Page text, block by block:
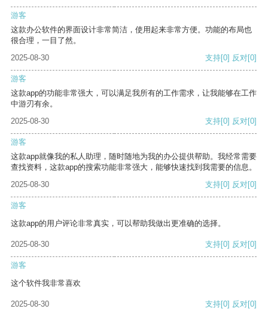
游客
这款办公软件的界面设计非常简洁，使用起来非常方便。功能的布局也
很合理，一目了然。
2025-08-30
支持[0] 反对[0]
游客
这款app的功能非常强大，可以满足我所有的工作需求，让我能够在工作
中游刃有余。
2025-08-30
支持[0] 反对[0]
游客
这款app就像我的私人助理，随时随地为我的办公提供帮助。我经常需要
查找资料，这款app的搜索功能非常强大，能够快速找到我需要的信息。
2025-08-30
支持[0] 反对[0]
游客
这款app的用户评论非常真实，可以帮助我做出更准确的选择。
2025-08-30 支持[0] 反对[0]
游客
这个软件我非常喜欢
2025-08-30 支持[0] 反对[0]